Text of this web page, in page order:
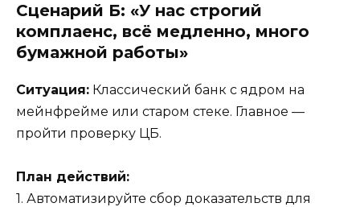
Сценарий Б: «У нас строгий
комплаенс, всё медленно, много
бумажной работы»
Ситуация: Классический банк с ядром на
мейнфрейме или старом стеке. Главное —
пройти проверку ЦБ.
План действий:
1. Автоматизируйте сбор доказательств для